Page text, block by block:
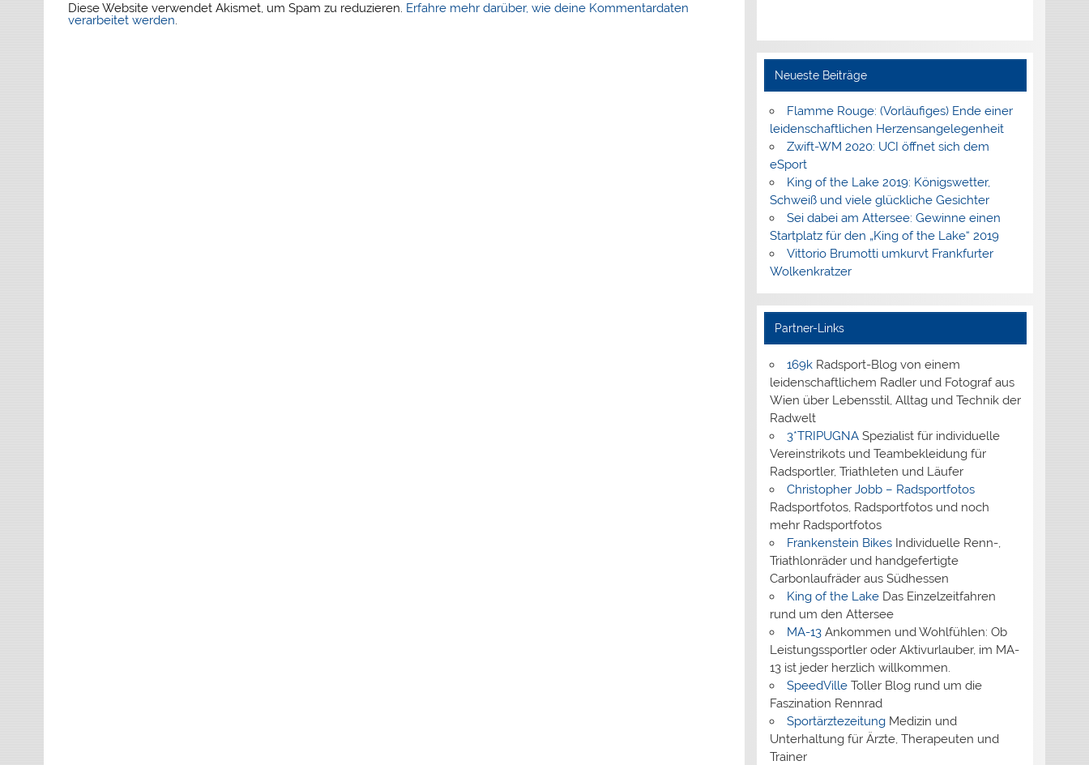
Diese Website verwendet Akismet, um Spam zu reduzieren. Erfahre mehr darüber, wie deine Kommentardaten
verarbeitet werden.
Neueste Beiträge
Flamme Rouge: (Vorläufiges) Ende einer
leidenschaftlichen Herzensangelegenheit
Zwift-WM 2020: UCI öffnet sich dem
eSport
King of the Lake 2019: Königswetter,
Schweiß und viele glückliche Gesichter
Sei dabei am Attersee: Gewinne einen
Startplatz für den „King of the Lake“ 2019
Vittorio Brumotti umkurvt Frankfurter
Wolkenkratzer
Partner-Links
169kRadsport-Blog von einem
leidenschaftlichem Radler und Fotograf aus
Wien über Lebensstil, Alltag und Technik der
Radwelt
3*TRIPUGNASpezialist für individuelle
Vereinstrikots und Teambekleidung für
Radsportler, Triathleten und Läufer
Christopher Jobb – Radsportfotos
Radsportfotos, Radsportfotos und noch
mehr Radsportfotos
Frankenstein BikesIndividuelle Renn-,
Triathlonräder und handgefertigte
Carbonlaufräder aus Südhessen
King of the LakeDas Einzelzeitfahren
rund um den Attersee
MA-13Ankommen und Wohlfühlen: Ob
Leistungssportler oder Aktivurlauber, im MA-
13 ist jeder herzlich willkommen.
SpeedVilleToller Blog rund um die
Faszination Rennrad
SportärztezeitungMedizin und
Unterhaltung für Ärzte, Therapeuten und
Trainer